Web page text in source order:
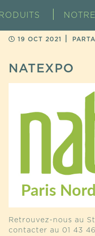
19 OCT 2021
NATEXPO
Retrouvez-nous au
contacter au 01 43